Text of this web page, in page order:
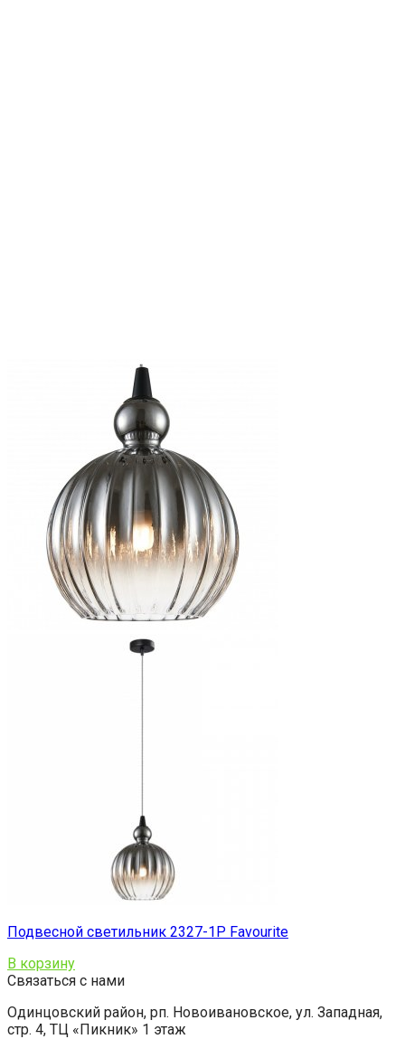
Подвесной светильник 2327-1P Favourite
В корзину
Связаться с нами
Одинцовский район, рп. Новоивановское, ул. Западная,
стр. 4, ТЦ «Пикник» 1 этаж